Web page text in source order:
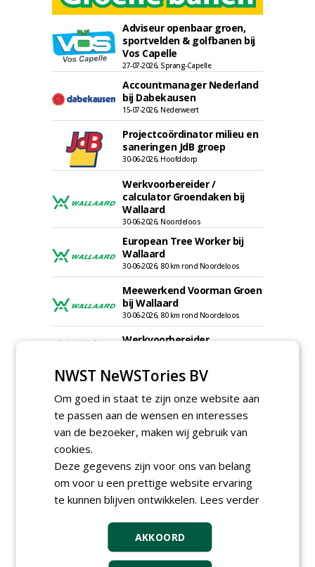
Adviseur openbaar groen,
sportvelden & golfbanen bij
Vos Capelle
27-07-2026, Sprang-Capelle
Accountmanager Nederland
bij Dabekausen
15-07-2026, Nederweert
Projectcoördinator milieu en
saneringen JdB groep
30-06-2026, Hoofddorp
Werkvoorbereider /
calculator Groendaken bij
Wallaard
30-06-2026, Noordeloos
European Tree Worker bij
Wallaard
30-06-2026, 80 km rond Noordeloos
Meewerkend Voorman Groen
bij Wallaard
30-06-2026, 80 km rond Noordeloos
Werkvoorbereider
24-06-2026, Zutphen en op project locatie
Ervaren werkvoorbereider
(32-40 uur) bij SmitsRinsma
24-06-2026, Zutphen
NWST NeWSTories BV
Om goed in staat te zijn onze website aan
te passen aan de wensen en interesses
van de bezoeker, maken wij gebruik van
cookies.
Deze gegevens zijn voor ons van belang
om voor u een prettige website ervaring
te kunnen blijven ontwikkelen. Lees verder
AKKOORD